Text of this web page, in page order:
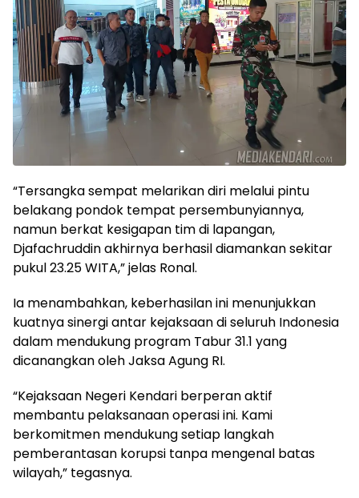
“Tersangka sempat melarikan diri melalui pintu
belakang pondok tempat persembunyiannya,
namun berkat kesigapan tim di lapangan,
Djafachruddin akhirnya berhasil diamankan sekitar
pukul 23.25 WITA,” jelas Ronal.
Ia menambahkan, keberhasilan ini menunjukkan
kuatnya sinergi antar kejaksaan di seluruh Indonesia
dalam mendukung program Tabur 31.1 yang
dicanangkan oleh Jaksa Agung RI.
“Kejaksaan Negeri Kendari berperan aktif
membantu pelaksanaan operasi ini. Kami
berkomitmen mendukung setiap langkah
pemberantasan korupsi tanpa mengenal batas
wilayah,” tegasnya.